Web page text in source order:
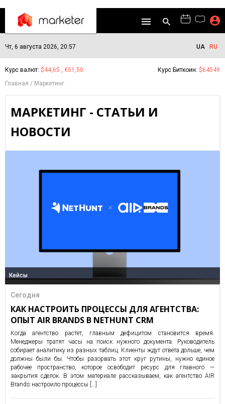
Чт, 6 августа 2026, 20:57 UA RU
Курс валют: $44,65 , €51,50 Курс Биткоин: $64549
Главная
Маркетинг
МАРКЕТИНГ - СТАТЬИ И
НОВОСТИ
Кейсы
Сегодня
КАК НАСТРОИТЬ ПРОЦЕССЫ ДЛЯ АГЕНТСТВА:
ОПЫТ AIR BRANDS В NETHUNT CRM
Когда агентство растет, главным дефицитом становится время.
Менеджеры тратят часы на поиск нужного документа. Руководитель
собирает аналитику из разных таблиц. Клиенты ждут ответа дольше, чем
должны были бы. Чтобы разорвать этот круг рутины, нужно единое
рабочее пространство, которое освободит ресурс для главного —
закрытия сделок. В этом материале рассказываем, как агентство AIR
Brands настроило процессы […]